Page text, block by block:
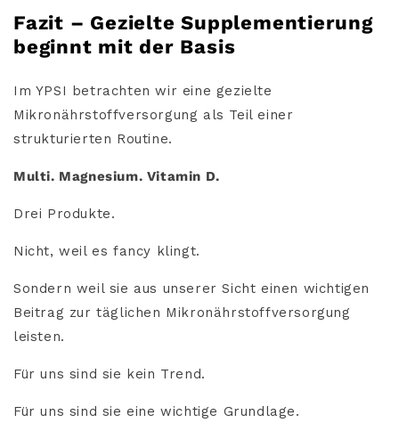
Fazit – Gezielte Supplementierung
beginnt mit der Basis
Im YPSI betrachten wir eine gezielte
Mikronährstoffversorgung als Teil einer
strukturierten Routine.
Multi. Magnesium. Vitamin D.
Drei Produkte.
Nicht, weil es fancy klingt.
Sondern weil sie aus unserer Sicht einen wichtigen
Beitrag zur täglichen Mikronährstoffversorgung
leisten.
Für uns sind sie kein Trend.
Für uns sind sie eine wichtige Grundlage.